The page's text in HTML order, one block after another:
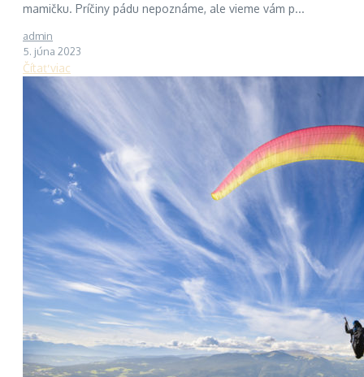
mamičku. Príčiny pádu nepoznáme, ale vieme vám p...
admin
5. júna 2023
Čítať viac